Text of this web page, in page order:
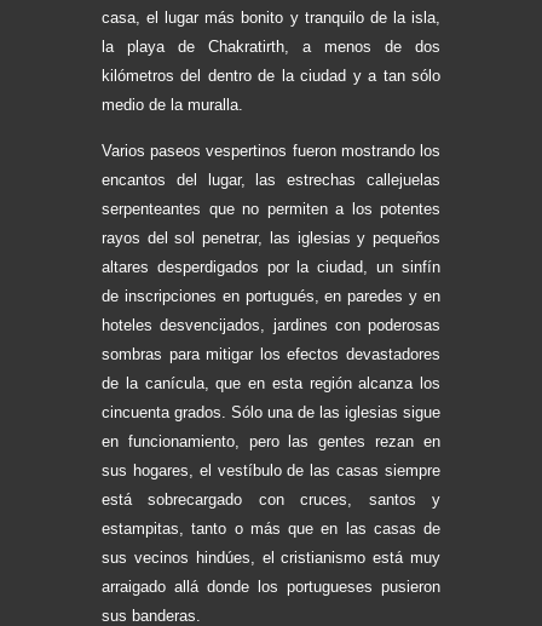
casa, el lugar más bonito y tranquilo de la isla,
la playa de Chakratirth, a menos de dos
kilómetros del dentro de la ciudad y a tan sólo
medio de la muralla.
Varios paseos vespertinos fueron mostrando los
encantos del lugar, las estrechas callejuelas
serpenteantes que no permiten a los potentes
rayos del sol penetrar, las iglesias y pequeños
altares desperdigados por la ciudad, un sinfín
de inscripciones en portugués, en paredes y en
hoteles desvencijados, jardines con poderosas
sombras para mitigar los efectos devastadores
de la canícula, que en esta región alcanza los
cincuenta grados. Sólo una de las iglesias sigue
en funcionamiento, pero las gentes rezan en
sus hogares, el vestíbulo de las casas siempre
está sobrecargado con cruces, santos y
estampitas, tanto o más que en las casas de
sus vecinos hindúes, el cristianismo está muy
arraigado allá donde los portugueses pusieron
sus banderas.